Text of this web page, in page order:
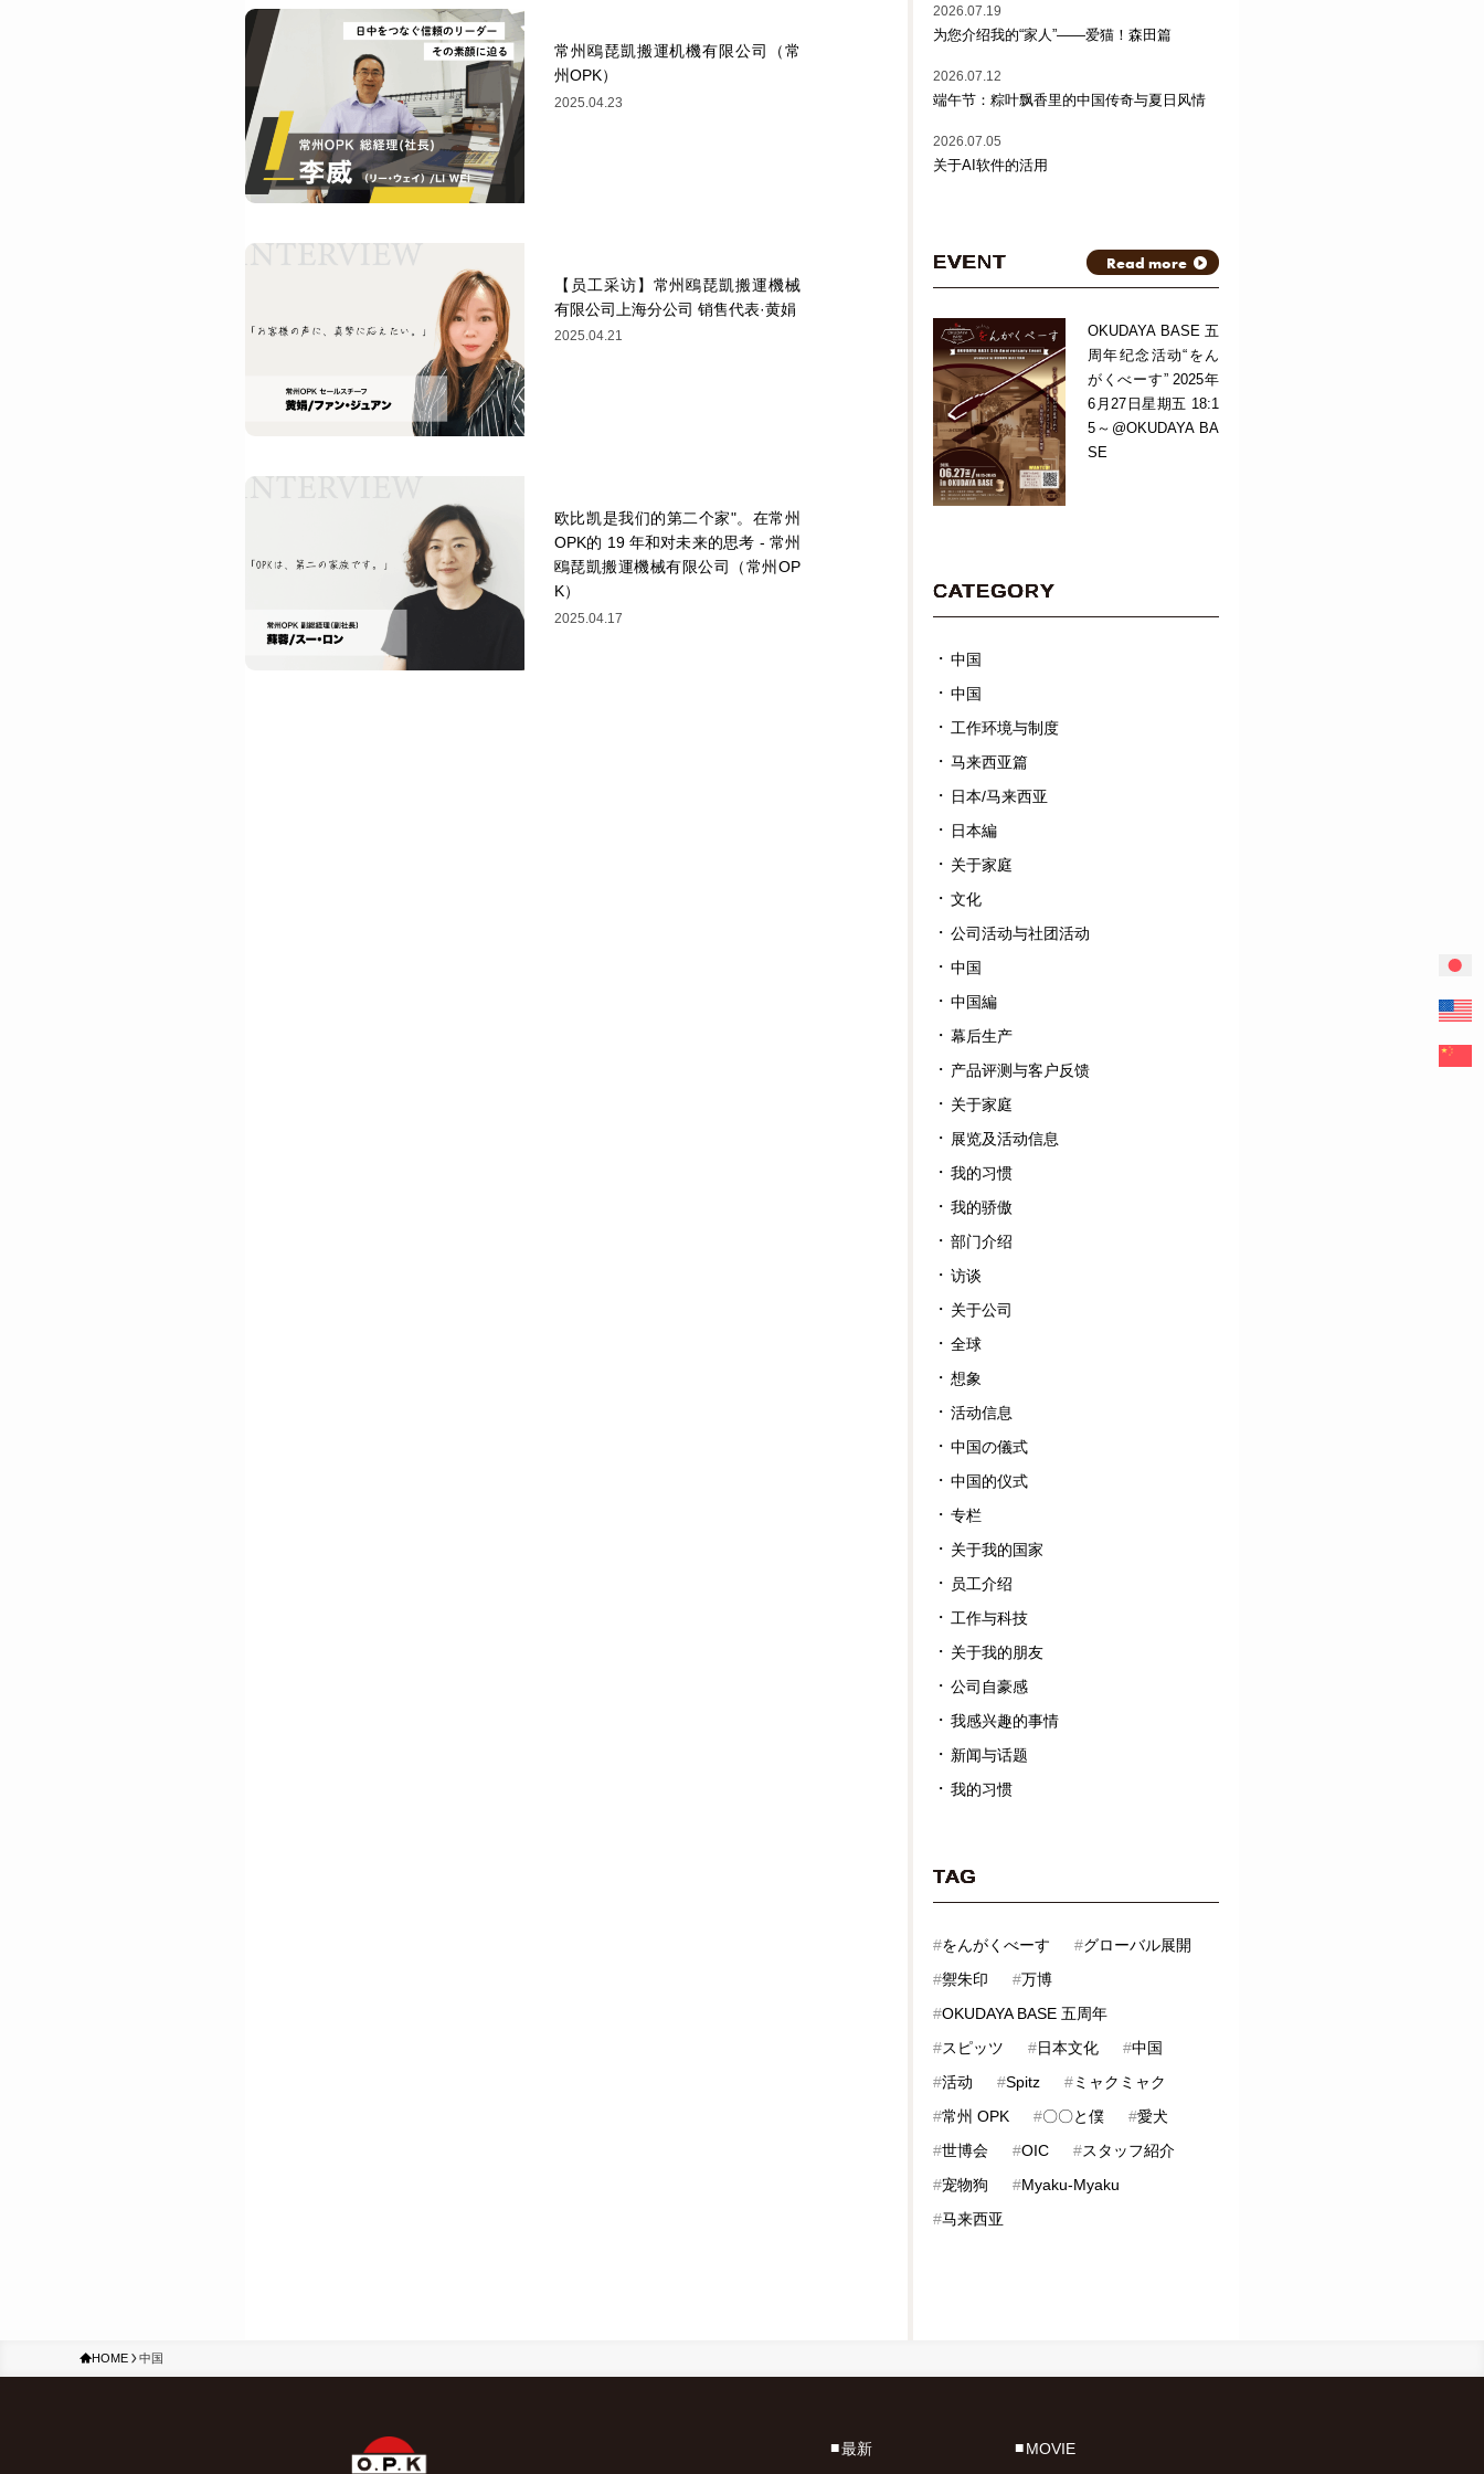
常州鴎琵凱搬運机機有限公司（常
州OPK）
2025.04.23
【员工采访】常州鴎琵凱搬運機械
有限公司上海分公司 销售代表·黄娟
2025.04.21
欧比凯是我们的第二个家"。在常州
OPK的 19 年和对未来的思考 - 常州
鴎琵凱搬運機械有限公司（常州OP
K）
2025.04.17
2026.07.19
为您介绍我的“家人”——爱猫！森田篇
2026.07.12
端午节：粽叶飘香里的中国传奇与夏日风情
2026.07.05
关于AI软件的活用
EVENT Read more
OKUDAYA BASE 五
周年纪念活动“をん
がくべーす” 2025年
6月27日星期五 18:1
5～@OKUDAYA BA
SE
CATEGORY
中国
中国
工作环境与制度
马来西亚篇
日本/马来西亚
日本編
关于家庭
文化
公司活动与社团活动
中国
中国編
幕后生产
产品评测与客户反馈
关于家庭
展览及活动信息
我的习惯
我的骄傲
部门介绍
访谈
关于公司
全球
想象
活动信息
中国の儀式
中国的仪式
专栏
关于我的国家
员工介绍
工作与科技
关于我的朋友
公司自豪感
我感兴趣的事情
新闻与话题
我的习惯
TAG
#をんがくべーす #グローバル展開
#禦朱印 #万博
#OKUDAYA BASE 五周年
#スピッツ #日本文化 #中国
#活动 #Spitz #ミャクミャク
#常州 OPK #〇〇と僕 #愛犬
#世博会 #OIC #スタッフ紹介
#宠物狗 #Myaku-Myaku
#马来西亚
HOME 中国
最新 MOVIE